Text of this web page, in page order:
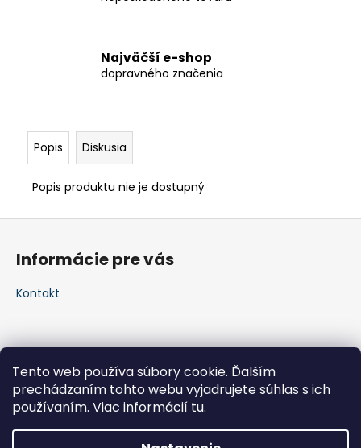
Tento web používa súbory cookie. Ďalším
prechádzaním tohto webu vyjadrujete súhlas s ich
používaním. Viac informácií tu.
Najväčší e-shop
dopravného značenia
Popis Diskusia
Popis produktu nie je dostupný
Z
e
Informácie pre vás
Kontakt